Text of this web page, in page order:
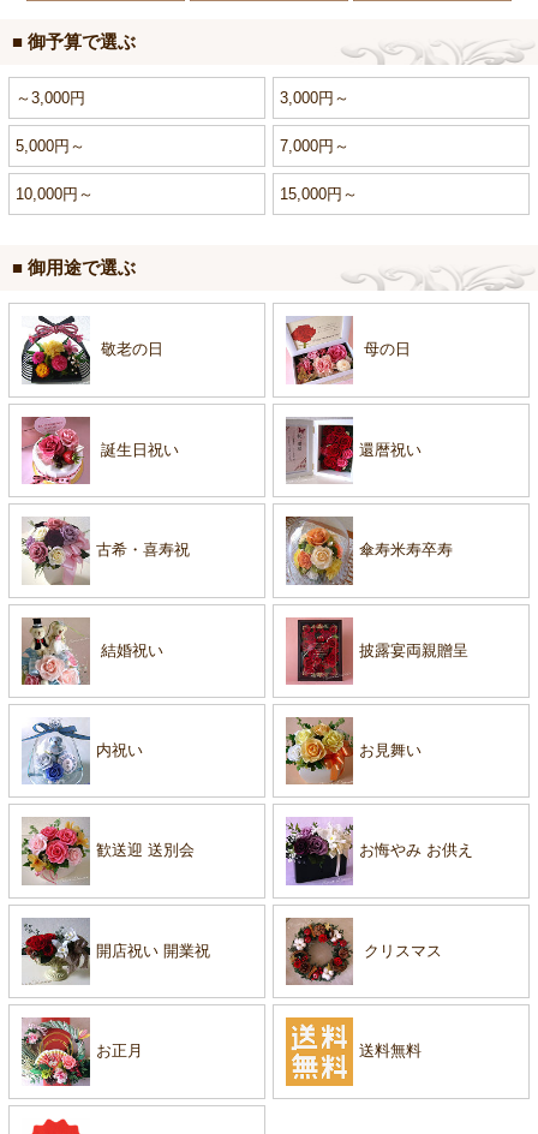
■ 御予算で選ぶ
～3,000円 3,000円～
5,000円～ 7,000円～
10,000円～ 15,000円～
■ 御用途で選ぶ
敬老の日 母の日
誕生日祝い 還暦祝い
古希・喜寿祝 傘寿米寿卒寿
結婚祝い 披露宴両親贈呈
内祝い お見舞い
歓送迎 送別会 お悔やみ お供え
開店祝い 開業祝 クリスマス
お正月 送料無料